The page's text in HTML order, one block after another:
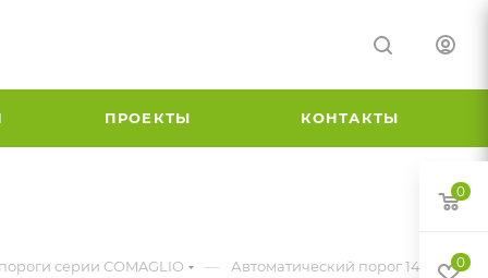
ПРОЕКТЫ КОНТАКТЫ
серии COMAGLIO — Автоматический порог 1450
0
0